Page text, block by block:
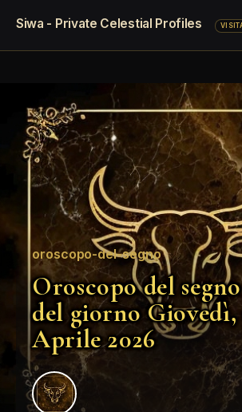
Siwa - Private Celestial Profiles
oroscopo-del-segno
Oroscopo del
del giorno Giovedì,
Aprile 2026